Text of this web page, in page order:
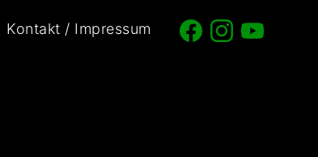
Kontakt / Impressum